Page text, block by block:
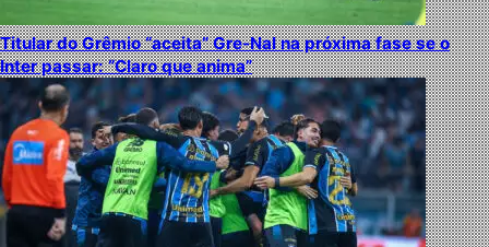
Titular do Grêmio “aceita” Gre-Nal na próxima fase se o
Inter passar: “Claro que anima”